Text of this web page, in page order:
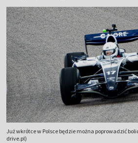
Już wkrótce w Polsce będzie można poprowadzić
drive.pl)